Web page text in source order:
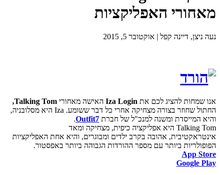
מאחורי האפליקציות
נעה ניצן, דיינה קפל | אוקטובר 5, 2015
אנו שמחות להציג לכם את Iza Login האישה מאחורי Talking Tom,
החתול שחוזר בצורה מצחיקה אחרי כל דבר ששומע. Iza היא מסלובניה,
והיא המייסדת ומשנה למנכ"ל של חברת Outfit7
.
Talking Tom היא אפליקציה כיפית, מצחיקה ומאד
אינטראקטיבית, אהובה בקרב ילדים ומבוגרים, והיא אחת האפליקציות
הפופולריות ביותר עם מספר ההורדות הגבוהה ביותר באפסטור.
App Store
Google Play